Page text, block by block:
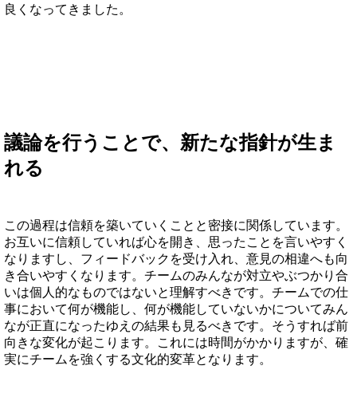
良くなってきました。
議論を行うことで、新たな指針が生ま
れる
この過程は信頼を築いていくことと密接に関係しています。
お互いに信頼していれば心を開き、思ったことを言いやすく
なりますし、フィードバックを受け入れ、意見の相違へも向
き合いやすくなります。チームのみんなが対立やぶつかり合
いは個人的なものではないと理解すべきです。チームでの仕
事において何が機能し、何が機能していないかについてみん
なが正直になったゆえの結果も見るべきです。そうすれば前
向きな変化が起こります。これには時間がかかりますが、確
実にチームを強くする文化的変革となります。